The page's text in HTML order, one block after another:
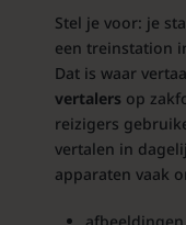
Stel je voor: je
een treinstation
Dat is waar
vertalers op
reizigers
vertalen in
apparaten vaak